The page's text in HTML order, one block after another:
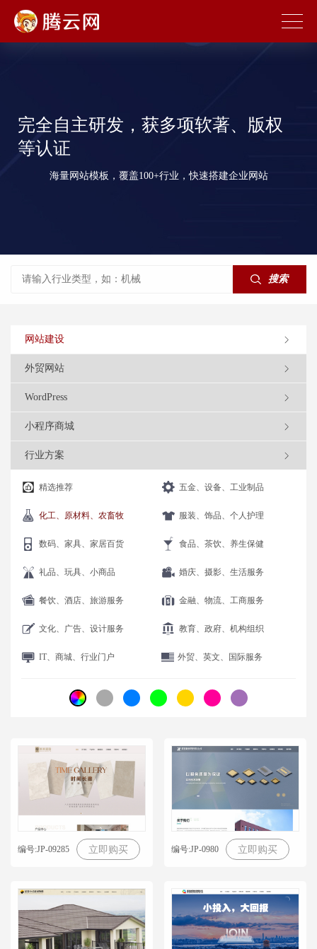
完全自主研发，获多项软著、版权
等认证
海量网站模板，覆盖100+行业，快速搭建企业网站
搜索
网站建设
外贸网站
WordPress
小程序商城
行业方案
精选推荐 五金、设备、工业制品
化工、原材料、农畜牧 服装、饰品、个人护理
数码、家具、家居百货 食品、茶饮、养生保健
礼品、玩具、小商品 婚庆、摄影、生活服务
餐饮、酒店、旅游服务 金融、物流、工商服务
文化、广告、设计服务 教育、政府、机构组织
IT、商城、行业门户 外贸、英文、国际服务
编号:JP-09285 立即购买 编号:JP-0980 立即购买